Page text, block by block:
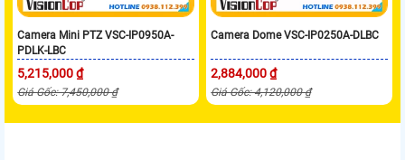
Camera Mini PTZ VSC-IP0950A-
PDLK-LBC
5,215,000 ₫
Giá Gốc: 7,450,000 ₫
Camera Dome VSC-IP0250A-DLBC
2,884,000 ₫
Giá Gốc: 4,120,000 ₫